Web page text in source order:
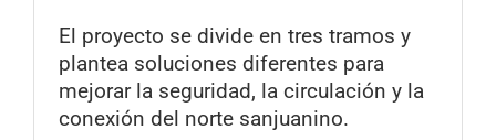
El proyecto se divide en tres tramos y
plantea soluciones diferentes para
mejorar la seguridad, la circulación y la
conexión del norte sanjuanino.